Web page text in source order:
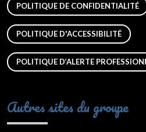
POLITIQUE DE CONFIDENTIALITÉ
POLITIQUE D'ACCESSIBILITÉ
POLITIQUE D’ALERTE
Autres sites du groupe